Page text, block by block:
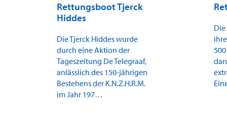
Rettungsboot Tjerck
Hiddes
Die Tjerck Hiddes wurde
durch eine Aktion der
Tageszeitung De Telegraaf,
anlässlich des 150-jährigen
Bestehens der K.N.Z.H.R.M.
im Jahr 197…